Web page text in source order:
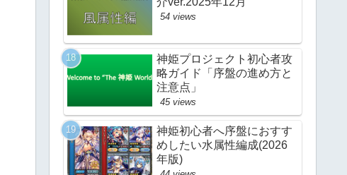
54 views
神姫プロジェクト初心者攻
略ガイド「序盤の進め方と
注意点」
45 views
神姫初心者へ序盤におすす
めしたい水属性編成(2026
年版)